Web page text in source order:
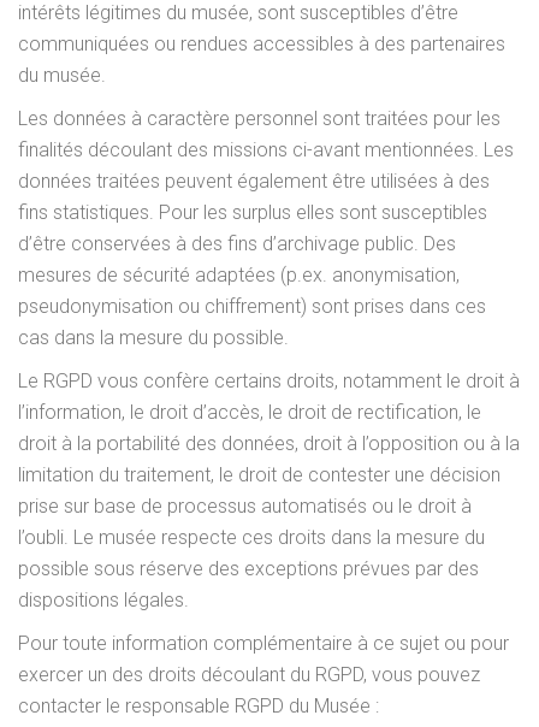
intérêts légitimes du musée, sont susceptibles d’être
communiquées ou rendues accessibles à des partenaires
du musée.
Les données à caractère personnel sont traitées pour les
finalités découlant des missions ci-avant mentionnées. Les
données traitées peuvent également être utilisées à des
fins statistiques. Pour les surplus elles sont susceptibles
d’être conservées à des fins d’archivage public. Des
mesures de sécurité adaptées (p.ex. anonymisation,
pseudonymisation ou chiffrement) sont prises dans ces
cas dans la mesure du possible.
Le RGPD vous confère certains droits, notamment le droit à
l’information, le droit d’accès, le droit de rectification, le
droit à la portabilité des données, droit à l’opposition ou à la
limitation du traitement, le droit de contester une décision
prise sur base de processus automatisés ou le droit à
l’oubli. Le musée respecte ces droits dans la mesure du
possible sous réserve des exceptions prévues par des
dispositions légales.
Pour toute information complémentaire à ce sujet ou pour
exercer un des droits découlant du RGPD, vous pouvez
contacter le responsable RGPD du Musée :